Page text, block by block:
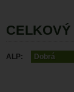
ALP: Dobrá